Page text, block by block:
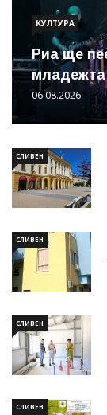
КУЛТУРА
Риа ще
младежта
06.08.2026
СЛИВЕН
СЛИВЕН
СЛИВЕН
СЛИВЕН